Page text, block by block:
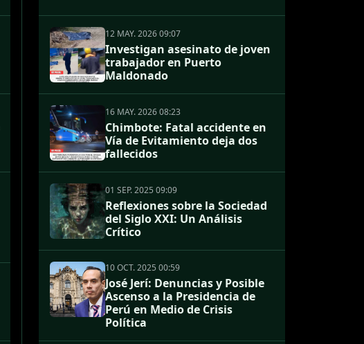
12 MAY. 2026 09:07
Investigan asesinato de joven
trabajador en Puerto
Maldonado
16 MAY. 2026 08:23
Chimbote: Fatal accidente en
Vía de Evitamiento deja dos
fallecidos
01 SEP. 2025 09:09
Reflexiones sobre la Sociedad
del Siglo XXI: Un Análisis
Crítico
10 OCT. 2025 00:59
José Jerí: Denuncias y Posible
Ascenso a la Presidencia de
Perú en Medio de Crisis
Política